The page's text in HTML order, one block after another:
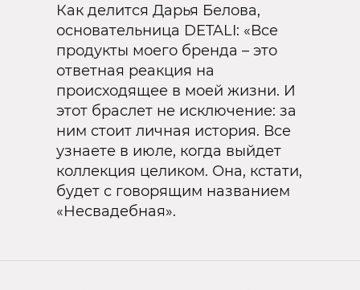
Как делится Дарья Белова,
основательница DETALI: «Все
продукты моего бренда – это
ответная реакция на
происходящее в моей жизни. И
этот браслет не исключение: за
ним стоит личная история. Все
узнаете в июле, когда выйдет
коллекция целиком. Она, кстати,
будет с говорящим названием
«Несвадебная».